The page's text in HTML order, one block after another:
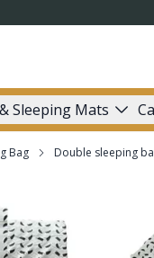
Sleeping Mats
Bag
Double sleeping